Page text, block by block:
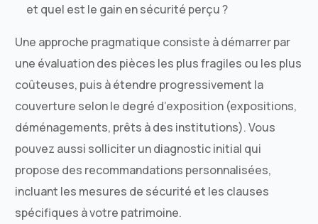
et quel est le gain en sécurité perçu ?
Une approche pragmatique consiste à démarrer par
une évaluation des pièces les plus fragiles ou les plus
coûteuses, puis à étendre progressivement la
couverture selon le degré d’exposition (expositions,
déménagements, prêts à des institutions). Vous
pouvez aussi solliciter un diagnostic initial qui
propose des recommandations personnalisées,
incluant les mesures de sécurité et les clauses
spécifiques à votre patrimoine.